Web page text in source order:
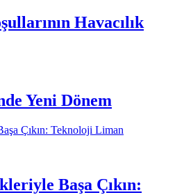
Havacılık
Yeni Dönem
Başa Çıkın: